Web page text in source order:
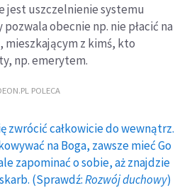
jest uszczelnienie systemu
obecnie np. nie płacić na
mieszkającym z kimś, kto
np. emerytem.
POLECA
zwrócić całkowicie do wewnątrz.
na Boga, zawsze mieć Go
zapominać o sobie, aż znajdzie
(Sprawdź:Rozwój duchowy)